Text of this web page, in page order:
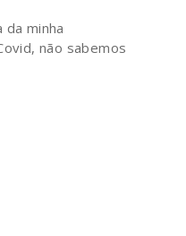
minha
não sabemos